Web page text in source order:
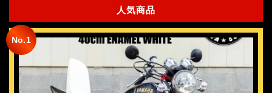
人気商品
No.1